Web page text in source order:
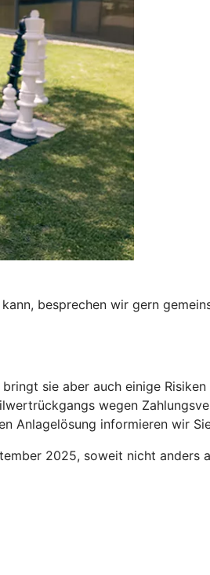
besprechen wir gern
sie aber auch einige
wegen
Anlagelösung informieren wir
2025, soweit nicht anders